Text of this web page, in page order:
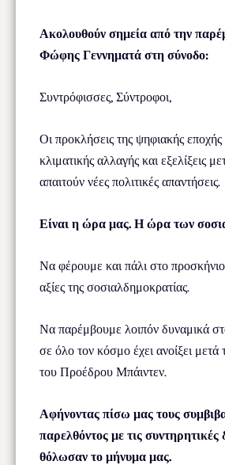
Ακολουθούν σημεία από την
Φώφης Γεννηματά στη σύνοδο:
Συντρόφισσες, Σύντροφοι,
Οι προκλήσεις της ψηφιακής εποχής
κλιματικής αλλαγής και εξελίξεις
απαιτούν νέες πολιτικές απαντήσεις.
Είναι η ώρα μας. Η ώρα των
Να φέρουμε και πάλι στο προσκήνιο
αξίες της σοσιαλδημοκρατίας.
Να παρέμβουμε λοιπόν δυναμικά
σε όλο τον κόσμο έχει ανοίξει μετά
του Προέδρου Μπάιντεν.
Αφήνοντας πίσω μας τους
παρελθόντος με τις συντηρητικές
θόλωσαν το μήνυμα μας.